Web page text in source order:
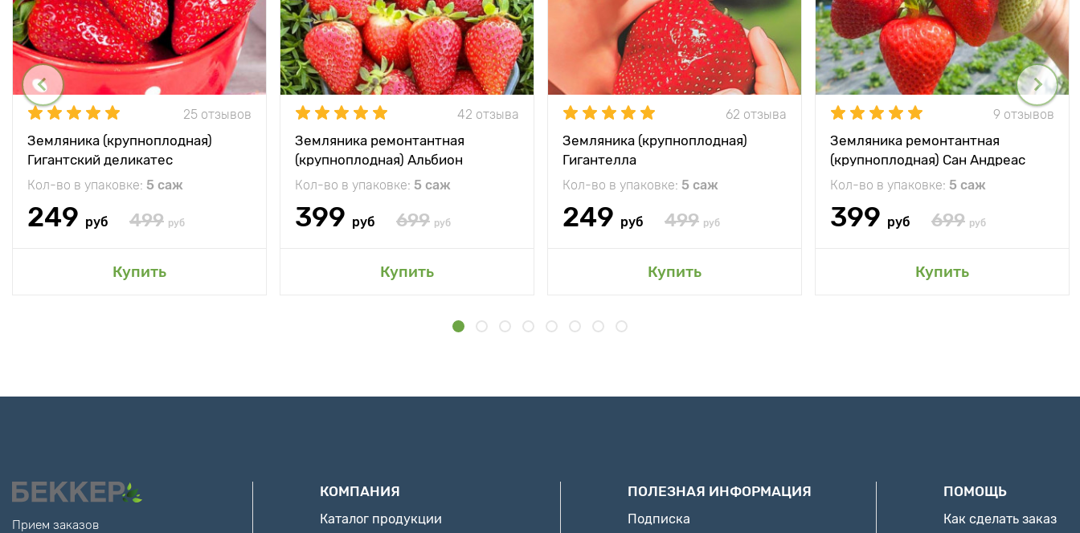
25 отзывов
Земляника (крупноплодная)
Гигантский деликатес
Кол-во в упаковке: 5 саж
249 руб 499 руб
Купить
42 отзыва
Земляника ремонтантная
(крупноплодная) Альбион
Кол-во в упаковке: 5 саж
399 руб 699 руб
Купить
62 отзыва
Земляника (крупноплодная)
Гигантелла
Кол-во в упаковке: 5 саж
249 руб 499 руб
Купить
9 отзывов
Земляника ремонтантная
(крупноплодная) Сан Андреас
Кол-во в упаковке: 5 саж
399 руб 699 руб
Купить
Прием заказов
КОМПАНИЯ
Каталог продукции
ПОЛЕЗНАЯ ИНФОРМАЦИЯ
Подписка
ПОМОЩЬ
Как сделать заказ